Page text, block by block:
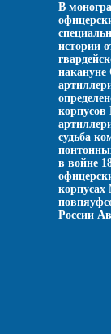
В
истории
накануне
судьба
в войне
корпусах
России